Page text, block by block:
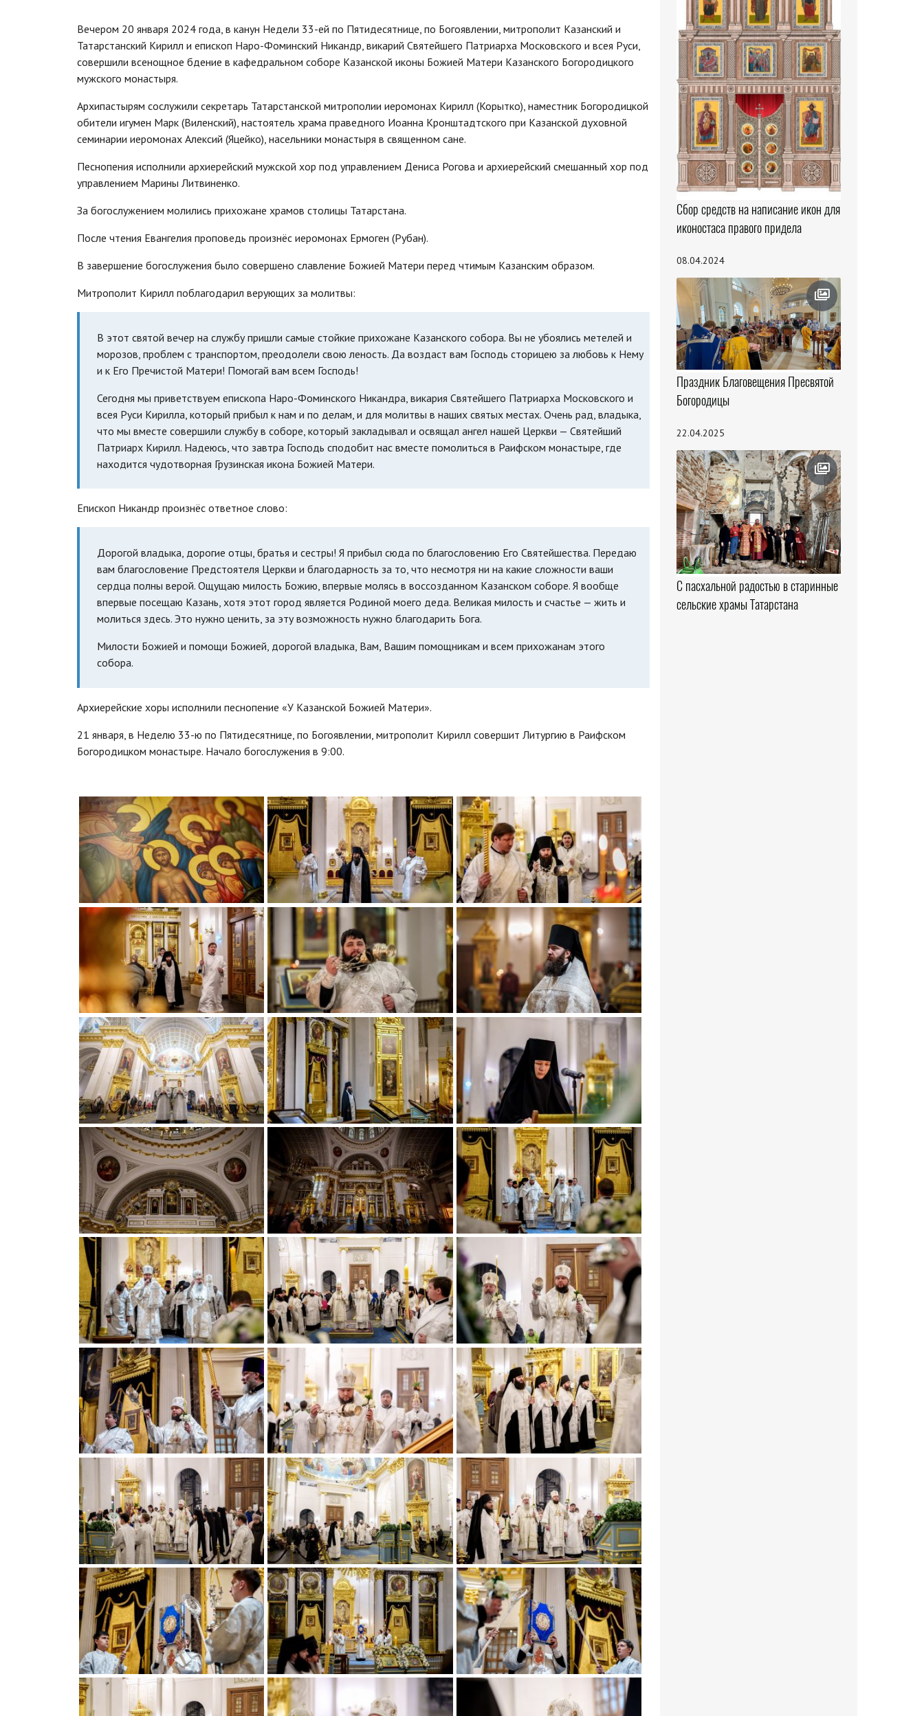
Вечером 20 января 2024 года, в канун Недели 33-ей по Пятидесятнице, по Богоявлении, митрополит Казанский и
Татарстанский Кирилл и епископ Наро-Фоминский Никандр, викарий Святейшего Патриарха Московского и всея Руси,
совершили всенощное бдение в кафедральном соборе Казанской иконы Божией Матери Казанского Богородицкого
мужского монастыря.
Архипастырям сослужили секретарь Татарстанской митрополии иеромонах Кирилл (Корытко), наместник Богородицкой
обители игумен Марк (Виленский), настоятель храма праведного Иоанна Кронштадтского при Казанской духовной
семинарии иеромонах Алексий (Яцейко), насельники монастыря в священном сане.
Песнопения исполнили архиерейский мужской хор под управлением Дениса Рогова и архиерейский смешанный хор под
управлением Марины Литвиненко.
За богослужением молились прихожане храмов столицы Татарстана.
После чтения Евангелия проповедь произнёс иеромонах Ермоген (Рубан).
В завершение богослужения было совершено славление Божией Матери перед чтимым Казанским образом.
Митрополит Кирилл поблагодарил верующих за молитвы:
В этот святой вечер на службу пришли самые стойкие прихожане Казанского собора. Вы не убоялись метелей и
морозов, проблем с транспортом, преодолели свою леность. Да воздаст вам Господь сторицею за любовь к Нему
и к Его Пречистой Матери! Помогай вам всем Господь!
Сегодня мы приветствуем епископа Наро-Фоминского Никандра, викария Святейшего Патриарха Московского и
всея Руси Кирилла, который прибыл к нам и по делам, и для молитвы в наших святых местах. Очень рад, владыка,
что мы вместе совершили службу в соборе, который закладывал и освящал ангел нашей Церкви — Святейший
Патриарх Кирилл. Надеюсь, что завтра Господь сподобит нас вместе помолиться в Раифском монастыре, где
находится чудотворная Грузинская икона Божией Матери.
Епископ Никандр произнёс ответное слово:
Дорогой владыка, дорогие отцы, братья и сестры! Я прибыл сюда по благословению Его Святейшества. Передаю
вам благословение Предстоятеля Церкви и благодарность за то, что несмотря ни на какие сложности ваши
сердца полны верой. Ощущаю милость Божию, впервые молясь в воссозданном Казанском соборе. Я вообще
впервые посещаю Казань, хотя этот город является Родиной моего деда. Великая милость и счастье — жить и
молиться здесь. Это нужно ценить, за эту возможность нужно благодарить Бога.
Милости Божией и помощи Божией, дорогой владыка, Вам, Вашим помощникам и всем прихожанам этого
собора.
Архиерейские хоры исполнили песнопение «У Казанской Божией Матери».
21 января, в Неделю 33-ю по Пятидесятнице, по Богоявлении, митрополит Кирилл совершит Литургию в Раифском
Богородицком монастыре. Начало богослужения в 9:00.
Сбор средств на написание икон для
иконостаса правого придела
08.04.2024
Праздник Благовещения Пресвятой
Богородицы
22.04.2025
С пасхальной радостью в старинные
сельские храмы Татарстана